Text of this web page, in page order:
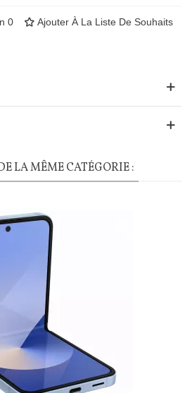
0 Ajouter À La Liste De Souhaits
LA MÊME CATÉGORIE :